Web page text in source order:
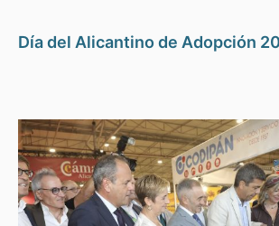
Día del Alicantino de Adopción